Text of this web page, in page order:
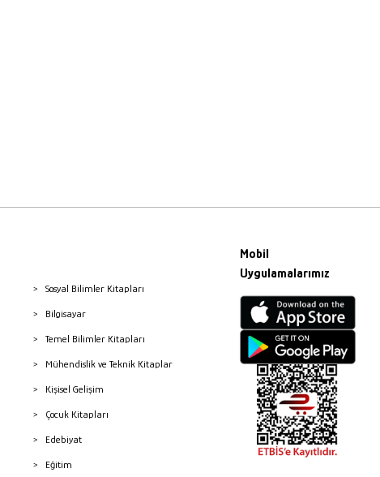
Sosyal Bilimler Kitapları
Bilgisayar
Temel Bilimler Kitapları
Mühendislik ve Teknik Kitaplar
Kişisel Gelişim
Çocuk Kitapları
Edebiyat
Eğitim
Mobil
Uygulamalarımız